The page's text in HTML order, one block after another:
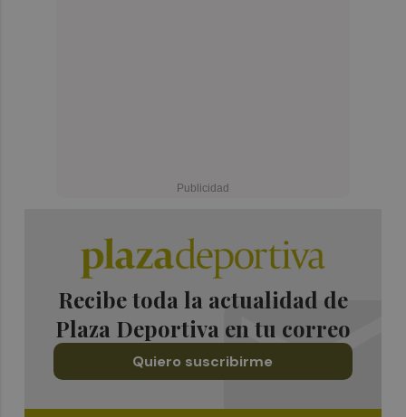
Recibe toda la actualidad de
Plaza Deportiva en tu correo
Quiero suscribirme